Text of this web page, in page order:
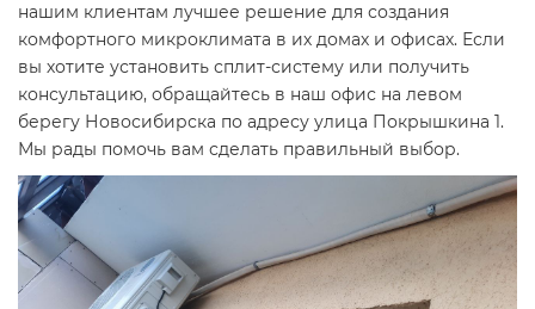
нашим клиентам лучшее решение для создания
комфортного микроклимата в их домах и офисах. Если
вы хотите установить сплит-систему или получить
консультацию, обращайтесь в наш офис на левом
берегу Новосибирска по адресу улица Покрышкина 1.
Мы рады помочь вам сделать правильный выбор.